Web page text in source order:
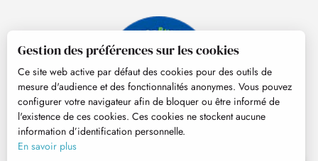
© Tourisme Hautes-Pyrénées
Gestion des préférences sur les cookies
Ce site web active par défaut des cookies pour des outils de
mesure d'audience et des fonctionnalités anonymes. Vous pouvez
configurer votre navigateur afin de bloquer ou être informé de
l'existence de ces cookies. Ces cookies ne stockent aucune
information d’identification personnelle.
En savoir plus